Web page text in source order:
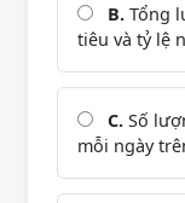
B. Tổng
tiêu và tỷ lệ
C. Số
mỗi ngày